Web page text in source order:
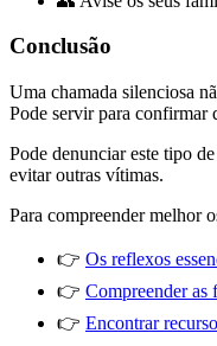
Conclusão
Uma chamada silenciosa
Pode servir para confirmar
Pode denunciar este tipo
evitar outras vítimas.
Para compreender melhor
👉 Os reflexos
👉 Compreender as
👉 Encontrar